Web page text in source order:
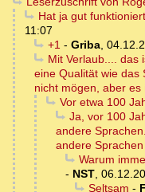
Hat ja gut
11:07
+1 - Griba,
Mit Verlaub.... das
eine Qualität wie das
nicht mögen, aber es
Vor etwa 100
Ja, vor 100
andere
andere Sprachen
Warum
- NST
Seltsam -